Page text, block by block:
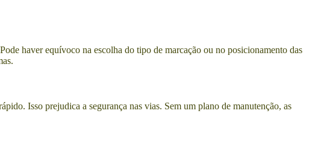
haver equívoco na escolha do tipo de marcação ou no posicionamento das
Isso prejudica a segurança nas vias. Sem um plano de manutenção, as